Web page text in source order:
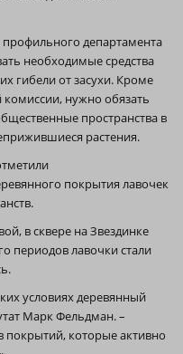
департамента
необходимые средства
гибели от засухи. Кроме
нужно обязать
пространства в
растения.
покрытия лавочек
в сквере на Звездинке
периодов лавочки стали
условиях деревянный
Марк Фельдман. –
покрытий, которые активно